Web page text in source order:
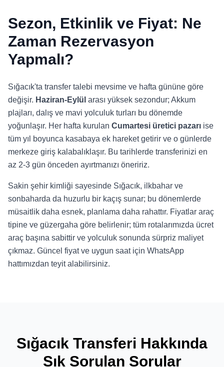
Sezon, Etkinlik ve Fiyat: Ne
Zaman Rezervasyon
Yapmalı?
Sığacık'ta transfer talebi mevsime ve hafta gününe göre
değişir. Haziran-Eylül arası yüksek sezondur; Akkum
plajları, dalış ve mavi yolculuk turları bu dönemde
yoğunlaşır. Her hafta kurulan Cumartesi üretici pazarı ise
tüm yıl boyunca kasabaya ek hareket getirir ve o günlerde
merkeze giriş kalabalıklaşır. Bu tarihlerde transferinizi en
az 2-3 gün önceden ayırtmanızı öneririz.
Sakin şehir kimliği sayesinde Sığacık, ilkbahar ve
sonbaharda da huzurlu bir kaçış sunar; bu dönemlerde
müsaitlik daha esnek, planlama daha rahattır. Fiyatlar araç
tipine ve güzergaha göre belirlenir; tüm rotalarımızda ücret
araç başına sabittir ve yolculuk sonunda sürpriz maliyet
çıkmaz. Güncel fiyat ve uygun saat için WhatsApp
hattımızdan teyit alabilirsiniz.
Sığacık Transferi Hakkında
Sık Sorulan Sorular